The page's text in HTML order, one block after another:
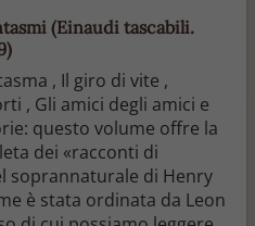
(Einaudi tascabili.
, Il giro di vite ,
, Gli amici degli amici e
questo volume offre la
dei «racconti di
soprannaturale di Henry
è stata ordinata da Leon